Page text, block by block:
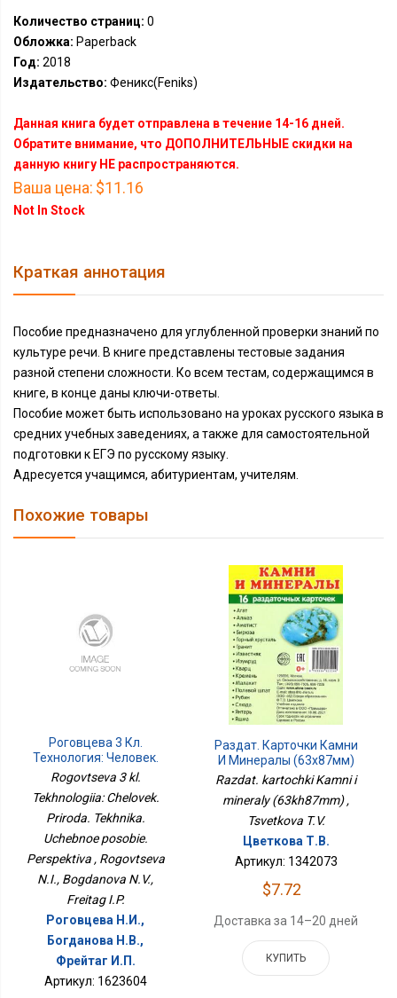
Количество страниц: 0
Обложка: Paperback
Год: 2018
Издательство: Феникс(Feniks)
Данная книга будет отправлена в течение 14-16 дней.
Обратите внимание, что ДОПОЛНИТЕЛЬНЫЕ скидки на
данную книгу НЕ распространяются.
Ваша цена: $11.16
Not In Stock
Краткая аннотация
Пособие предназначено для углубленной проверки знаний по
культуре речи. В книге представлены тестовые задания
разной степени сложности. Ко всем тестам, содержащимся в
книге, в конце даны ключи-ответы.
Пособие может быть использовано на уроках русского языка в
средних учебных заведениях, а также для самостоятельной
подготовки к ЕГЭ по русскому языку.
Адресуется учащимся, абитуриентам, учителям.
Похожие товары
Роговцева 3 Кл.
Технология: Человек.
Природа. Техника.
Учебное Пособие.
Перспектива
Rogovtseva 3 kl.
Tekhnologiia: Chelovek.
Priroda. Tekhnika.
Uchebnoe posobie.
Perspektiva , Rogovtseva
N.I., Bogdanova N.V.,
Freitag I.P.
Роговцева Н.И.,
Богданова Н.В.,
Фрейтаг И.П.
Артикул: 1623604
Раздат. Карточки Камни
И Минералы (63х87мм)
Razdat. kartochki Kamni i
mineraly (63kh87mm) ,
Tsvetkova T.V.
Цветкова Т.В.
Артикул: 1342073
$7.72
Доставка за 14–20 дней
КУПИТЬ